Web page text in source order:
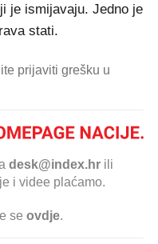
je ismijavaju. Jedno je
stati.
prijaviti grešku u
desk@index.hr ili
i videe plaćamo.
se ovdje.